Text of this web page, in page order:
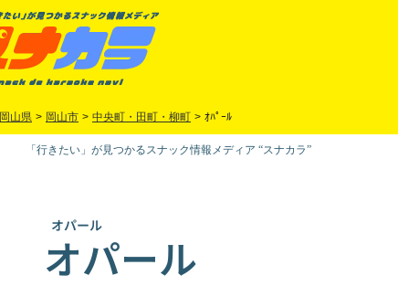
岡山県 > 岡山市 > 中央町・田町・柳町 > ｵﾊﾟｰﾙ
「行きたい」が見つかるスナック情報メディア “スナカラ”
オパール
オパール